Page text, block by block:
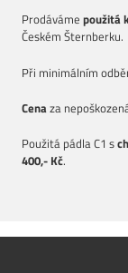
Prodáváme použitá
Českém Šternberku.
Při minimálním
Cenaza
Použitá pádla C1 s
400,- Kč.